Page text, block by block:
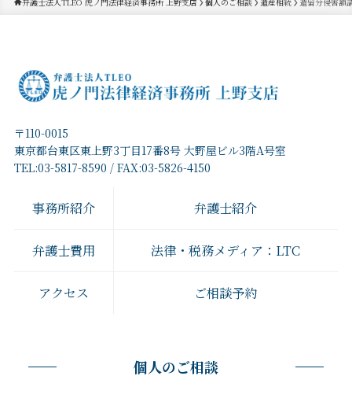
〒110-0015
東京都台東区東上野3丁目17番8号 大野屋ビル3階A号室
TEL:03-5817-8590 / FAX:03-5826-4150
事務所紹介 弁護士紹介
弁護士費用 法律・税務メディア：LTC
アクセス ご相談予約
個人のご相談